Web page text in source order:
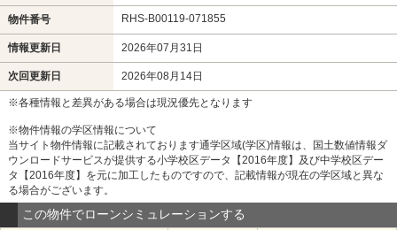
物件番号 RHS-B00119-071855
情報更新日 2026年07月31日
次回更新日 2026年08月14日
※各種情報と差異がある場合は現況優先となります
※物件情報の学区情報について
当サイト物件情報に記載されております通学区域(学区)情報は、国土数値情報ダ
ウンロードサービスが提供する小学校区データ【2016年度】及び中学校区デー
タ【2016年度】を元に加工したものですので、記載情報が現在の学区域と異な
る場合がございます。
この物件でローンシミュレーションする